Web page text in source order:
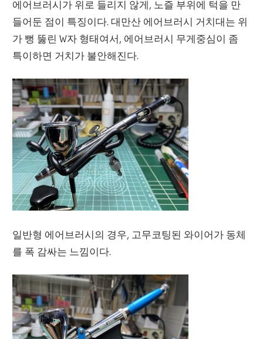
에어브러시가 위로 들리지 않게, 노즐 부위에 턱을 만
들어둔 점이 특징이다. 대만산 에어브러시 거치대는 위
가 뻥 뚫린 W자 형태여서, 에어브러시 무게중심이 좀
특이하면 거치가 불안해진다.
일반형 에어브러시의 경우, 고무코팅된 와이어가 동체
를 폭 감싸는 느낌이다.